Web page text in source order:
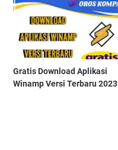
Gratis Download Aplikasi
Winamp Versi Terbaru 2023